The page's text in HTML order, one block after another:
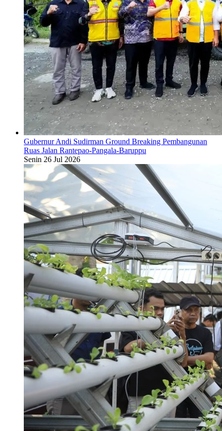
Gubernur Andi Sudirman Ground Breaking Pembangunan
Ruas Jalan Rantepao-Pangala-Baruppu
Senin 26 Jul 2026